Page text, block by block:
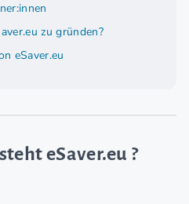
zu gründen?
eSaver.eu
eSaver.eu ?